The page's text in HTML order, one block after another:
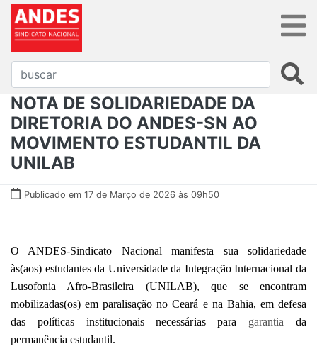
NOTA DE SOLIDARIEDADE DA
DIRETORIA DO ANDES-SN AO
MOVIMENTO ESTUDANTIL DA
UNILAB
Publicado em 17 de Março de 2026 às 09h50
O ANDES-Sindicato Nacional manifesta sua solidariedade
às(aos) estudantes da Universidade da Integração Internacional da
Lusofonia Afro-Brasileira (UNILAB), que se encontram
mobilizadas(os) em paralisação no Ceará e na Bahia, em defesa
das políticas institucionais necessárias para garantia da
permanência estudantil.